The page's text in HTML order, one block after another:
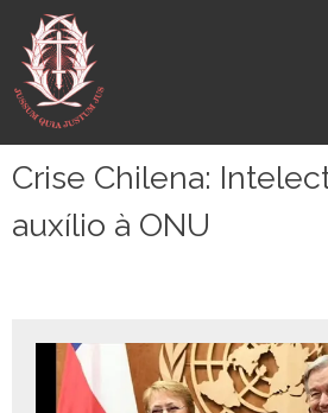
para
conteúdo
Crise Chilena:
auxílio à ONU